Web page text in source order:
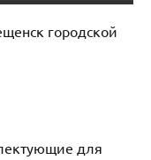
городской
для